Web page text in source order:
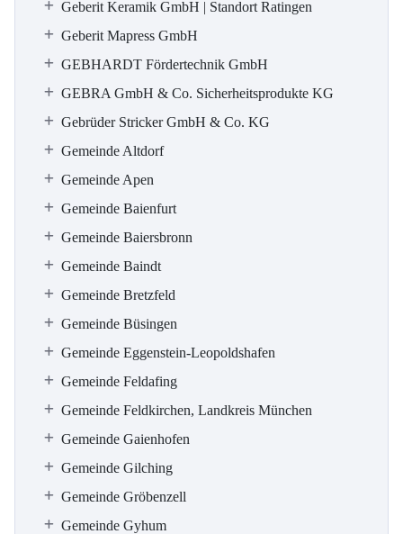
Geberit Keramik GmbH | Standort Ratingen
Geberit Mapress GmbH
GEBHARDT Fördertechnik GmbH
GEBRA GmbH & Co. Sicherheitsprodukte KG
Gebrüder Stricker GmbH & Co. KG
Gemeinde Altdorf
Gemeinde Apen
Gemeinde Baienfurt
Gemeinde Baiersbronn
Gemeinde Baindt
Gemeinde Bretzfeld
Gemeinde Büsingen
Gemeinde Eggenstein-Leopoldshafen
Gemeinde Feldafing
Gemeinde Feldkirchen, Landkreis München
Gemeinde Gaienhofen
Gemeinde Gilching
Gemeinde Gröbenzell
Gemeinde Gyhum